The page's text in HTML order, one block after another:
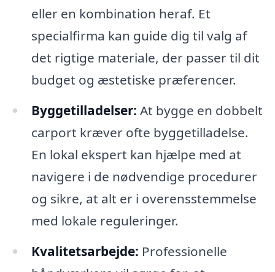
eller en kombination heraf. Et
specialfirma kan guide dig til valg af
det rigtige materiale, der passer til dit
budget og æstetiske præferencer.
Byggetilladelser: At bygge en dobbelt
carport kræver ofte byggetilladelse.
En lokal ekspert kan hjælpe med at
navigere i de nødvendige procedurer
og sikre, at alt er i overensstemmelse
med lokale reguleringer.
Kvalitetsarbejde: Professionelle